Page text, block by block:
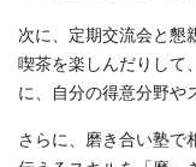
次に、定期交流会と懇
喫茶を楽しんだりして
に、自分の得意分野や
さらに、磨き合い塾で